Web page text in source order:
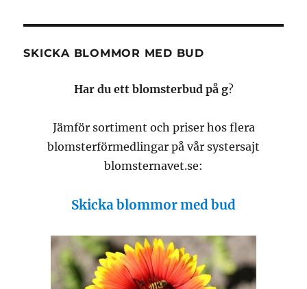
SKICKA BLOMMOR MED BUD
Har du ett blomsterbud på g?
Jämför sortiment och priser hos flera
blomsterförmedlingar på vår systersajt
blomsternavet.se:
Skicka blommor med bud